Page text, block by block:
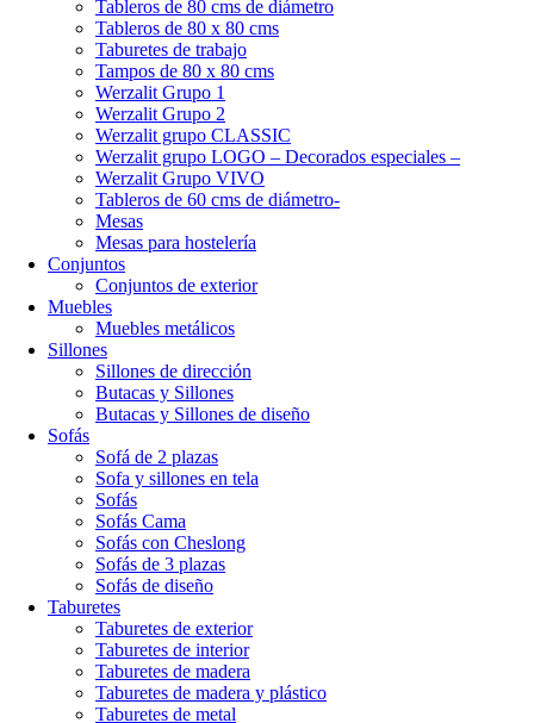
Tableros de 80 cms de diámetro
Tableros de 80 x 80 cms
Taburetes de trabajo
Tampos de 80 x 80 cms
Werzalit Grupo 1
Werzalit Grupo 2
Werzalit grupo CLASSIC
Werzalit grupo LOGO – Decorados especiales –
Werzalit Grupo VIVO
Tableros de 60 cms de diámetro-
Mesas
Mesas para hostelería
Conjuntos
Conjuntos de exterior
Muebles
Muebles metálicos
Sillones
Sillones de dirección
Butacas y Sillones
Butacas y Sillones de diseño
Sofás
Sofá de 2 plazas
Sofa y sillones en tela
Sofás
Sofás Cama
Sofás con Cheslong
Sofás de 3 plazas
Sofás de diseño
Taburetes
Taburetes de exterior
Taburetes de interior
Taburetes de madera
Taburetes de madera y plástico
Taburetes de metal